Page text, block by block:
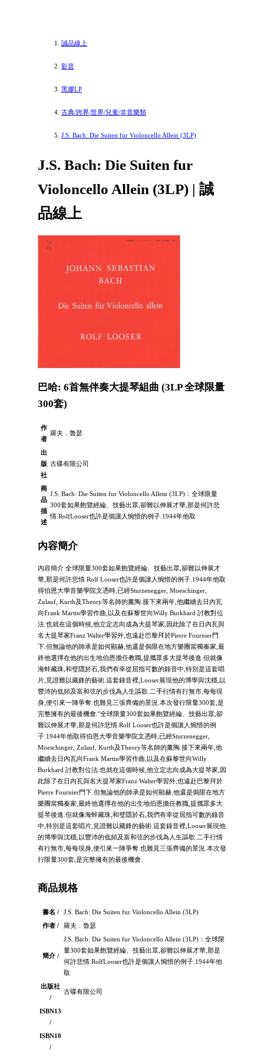
誠品線上
影音
黑膠LP
古典/跨界/世界/兒童/非音樂類
J.S. Bach: Die Suiten fur Violoncello Allein (3LP)
J.S. Bach: Die Suiten fur
Violoncello Allein (3LP) | 誠
品線上
巴哈: 6首無伴奏大提琴組曲 (3LP 全球限量
300套)
作
者
羅夫．魯瑟
出
版
社
古碟有限公司
商
品
描
述
J.S. Bach: Die Suiten fur Violoncello Allein (3LP)：全球限量
300套如果飽覽經綸、技藝出眾,卻難以伸展才華,那是何許悲
情.RolfLooser也許是個讓人惋惜的例子.1944年他取
內容簡介
內容簡介 全球限量300套如果飽覽經綸、技藝出眾,卻難以伸展才
華,那是何許悲情.Rolf Looser也許是個讓人惋惜的例子.1944年他取
得伯恩大學音樂學院文憑時,已經Sturzenegger, Moeschinger,
Zulauf, Kurth及Theory等名師的薰陶.接下來兩年,他繼續去日內瓦
向Frank Martin學習作曲,以及在蘇黎世向Willy Burkhard 討教對位
法.也就在這個時候,他立定志向成為大提琴家,因此除了在日內瓦與
名大提琴家Franz Walter學習外,也遠赴巴黎拜於Pierre Fournier門
下.但無論他的師承是如何顯赫,他還是侷限在地方樂團當獨奏家,最
終他選擇在他的出生地伯恩擔任教職,提攜眾多大提琴後進.但就像
海蚌藏珠,和璧隱於石,我們有幸從屈指可數的錄音中,特別是這套唱
片,見證難以藏鋒的藝術.這套錄音裡,Looser展現他的博學與沈穩,以
豐沛的低頻及富和弦的步伐為人生謳歌.二手行情有行無市,每每現
身,便引來一陣爭奪.也難見三張齊備的景況.本次發行限量300套,是
完整擁有的最後機會."全球限量300套如果飽覽經綸、技藝出眾,卻
難以伸展才華,那是何許悲情.Rolf Looser也許是個讓人惋惜的例
子.1944年他取得伯恩大學音樂學院文憑時,已經Sturzenegger,
Moeschinger, Zulauf, Kurth及Theory等名師的薰陶.接下來兩年,他
繼續去日內瓦向Frank Martin學習作曲,以及在蘇黎世向Willy
Burkhard 討教對位法.也就在這個時候,他立定志向成為大提琴家,因
此除了在日內瓦與名大提琴家Franz Walter學習外,也遠赴巴黎拜於
Pierre Fournier門下.但無論他的師承是如何顯赫,他還是侷限在地方
樂團當獨奏家,最終他選擇在他的出生地伯恩擔任教職,提攜眾多大
提琴後進.但就像海蚌藏珠,和璧隱於石,我們有幸從屈指可數的錄音
中,特別是這套唱片,見證難以藏鋒的藝術.這套錄音裡,Looser展現他
的博學與沈穩,以豐沛的低頻及富和弦的步伐為人生謳歌.二手行情
有行無市,每每現身,便引來一陣爭奪.也難見三張齊備的景況.本次發
行限量300套,是完整擁有的最後機會.
商品規格
書名 /
J.S. Bach: Die Suiten fur Violoncello Allein (3LP)
作者 /
羅夫．魯瑟
簡介 /
J.S. Bach: Die Suiten fur Violoncello Allein (3LP)：全球限
量300套如果飽覽經綸、技藝出眾,卻難以伸展才華,那是
何許悲情.RolfLooser也許是個讓人惋惜的例子.1944年他
取
出版社
/
古碟有限公司
ISBN13
/
ISBN10
/